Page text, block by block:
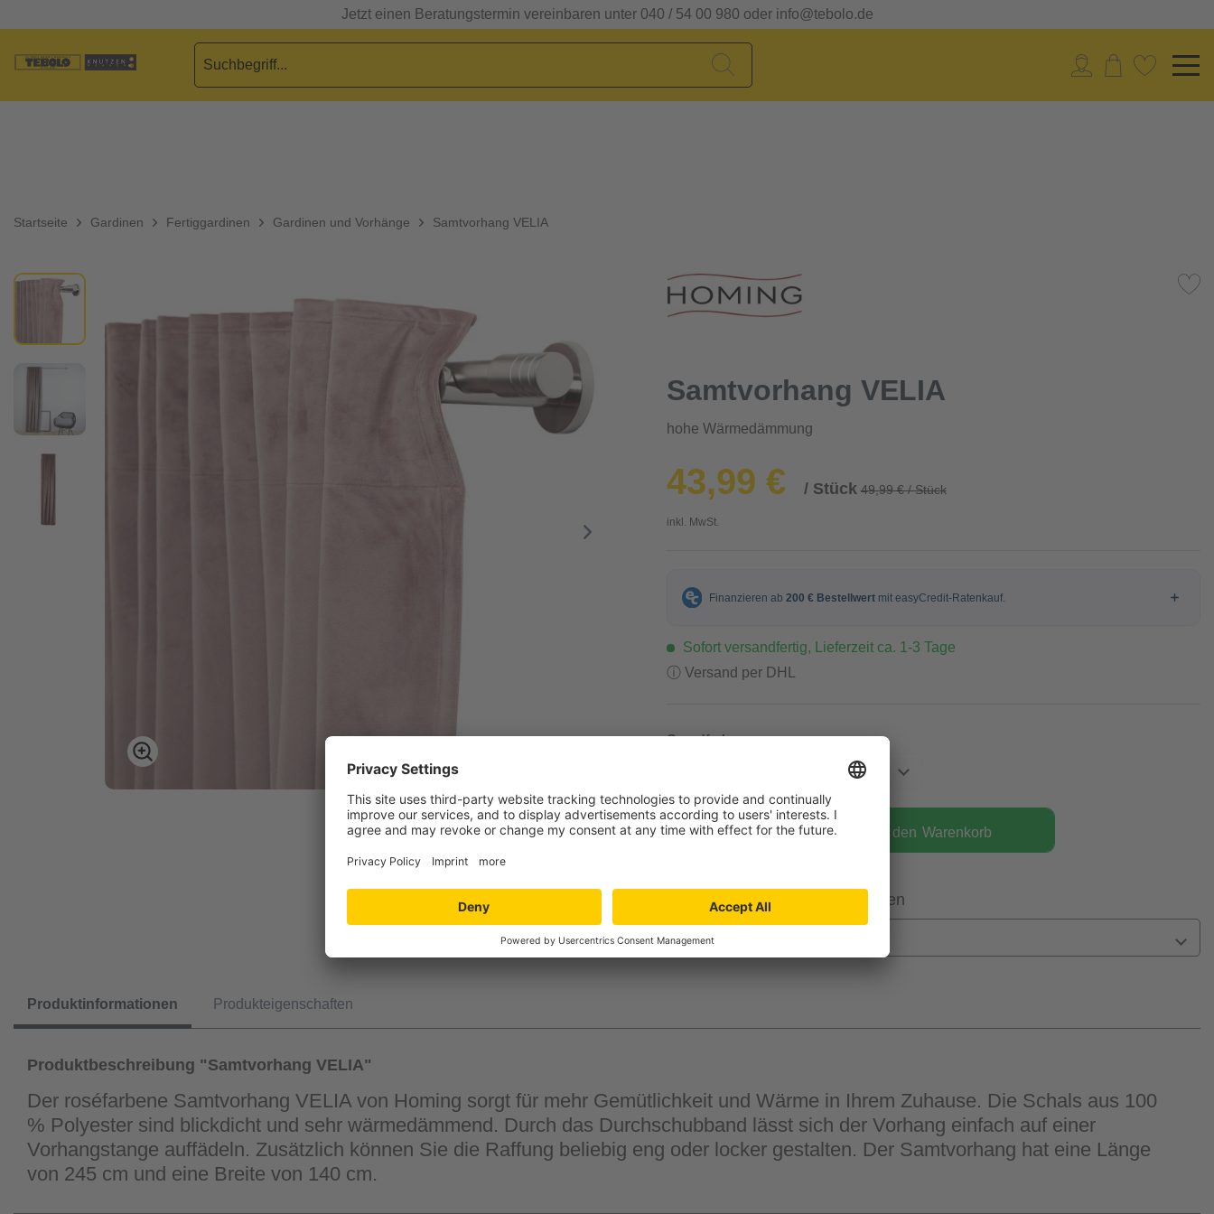
Jetzt einen Beratungstermin vereinbaren unter 040 / 54 00 980 oder info@tebolo.de
Startseite Gardinen Fertiggardinen Gardinen und Vorhänge Samtvorhang VELIA
Samtvorhang VELIA
hohe Wärmedämmung
43,99 € / Stück 49,99 € / Stück
inkl. MwSt.
Sofort versandfertig, Lieferzeit ca. 1-3 Tage
ⓘ Versand per DHL
Grundfarbe
- + In den Warenkorb
Verfügbarkeit in der Filiale prüfen
Filiale auswählen
Produktinformationen Produkteigenschaften
Produktbeschreibung "Samtvorhang VELIA"
Der roséfarbene Samtvorhang VELIA von Homing sorgt für mehr Gemütlichkeit und Wärme in Ihrem Zuhause. Die Schals aus 100
% Polyester sind blickdicht und sehr wärmedämmend. Durch das Durchschubband lässt sich der Vorhang einfach auf einer
Vorhangstange auffädeln. Zusätzlich können Sie die Raffung beliebig eng oder locker gestalten. Der Samtvorhang hat eine Länge
von 245 cm und eine Breite von 140 cm.